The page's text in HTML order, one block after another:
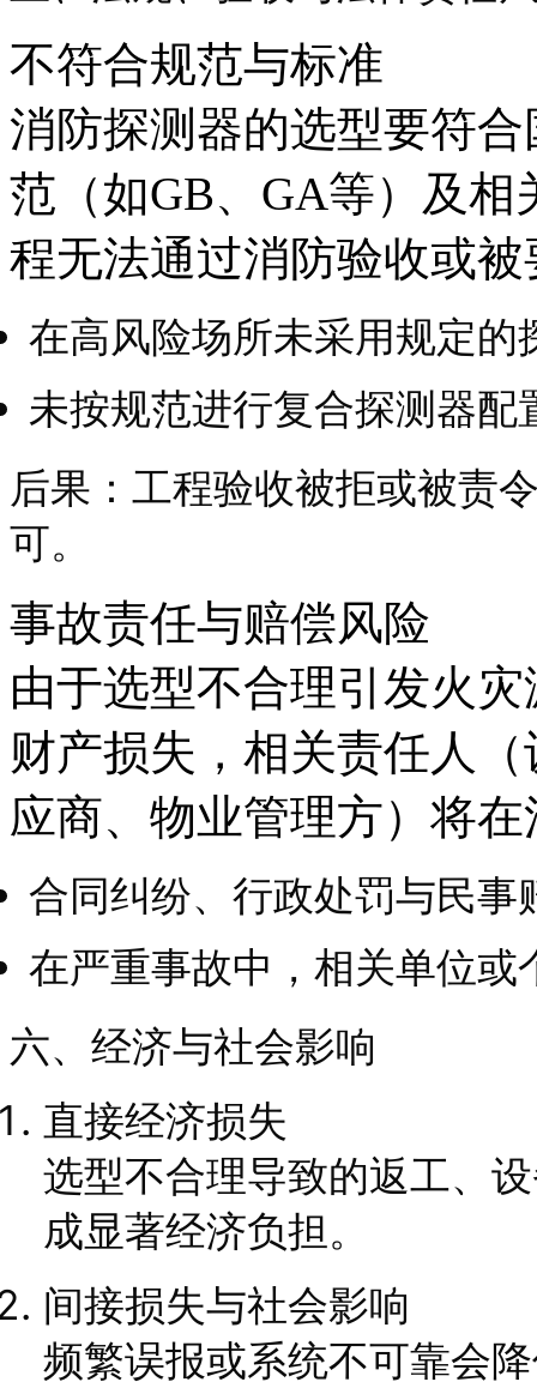
不符合规范与标准
消防探测器的选型要符
范（如GB、GA等）及
程无法通过消防验收或
在高风险场所未采用规定
未按规范进行复合探测器配
后果：工程验收被拒或被责
可。
事故责任与赔偿风险
由于选型不合理引发火
财产损失，相关责任人
应商、物业管理方）将
合同纠纷、行政处罚与民事
在严重事故中，相关单位
六、经济与社会影响
直接经济损失
选型不合理导致的返工、
成显著经济负担。
间接损失与社会影响
频繁误报或系统不可靠会